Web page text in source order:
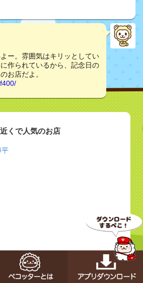
ー。雰囲気はキリッとしてい
作られているから、記念日の
お店だよ。
近くで人気のお店
平